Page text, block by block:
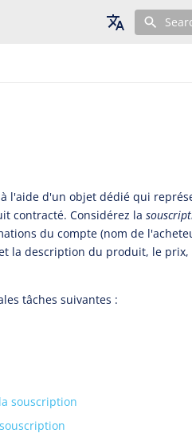
l'aide d'un objet dédié qui
contracté. Considérez la
du compte (nom de
la description du produit, le
tâches suivantes :
souscription